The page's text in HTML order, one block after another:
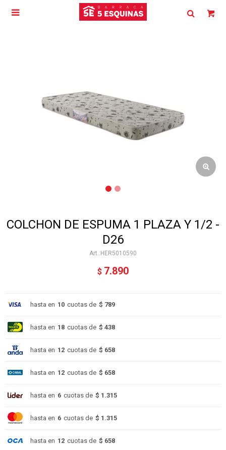

COLCHON DE ESPUMA 1 PLAZA Y 1/2 -
D26
HER5010590
$ 7.890
hasta en 10 cuotas de $ 789
hasta en 18 cuotas de $ 438
hasta en 12 cuotas de $ 658
hasta en 12 cuotas de $ 658
hasta en 6 cuotas de $ 1.315
hasta en 6 cuotas de $ 1.315
hasta en 12 cuotas de $ 658